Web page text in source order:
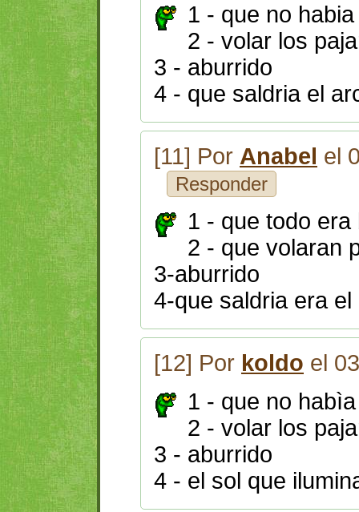
1 - que no
2 - volar los
3 - aburrido
4 - que saldria el
[11] Por Anabel el
Responder
1 - que todo
2 - que volaran
3-aburrido
4-que saldria era el
[12] Por koldo el
1 - que no
2 - volar los
3 - aburrido
4 - el sol que